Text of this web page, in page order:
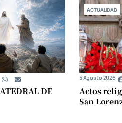
DE
ACTUALIDAD
Actos
San
5 Agosto 2026